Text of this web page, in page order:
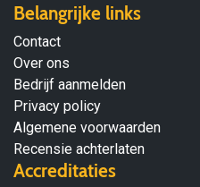
Belangrijke links
Contact
Over ons
Bedrijf aanmelden
Privacy policy
Algemene voorwaarden
Recensie achterlaten
Accreditaties